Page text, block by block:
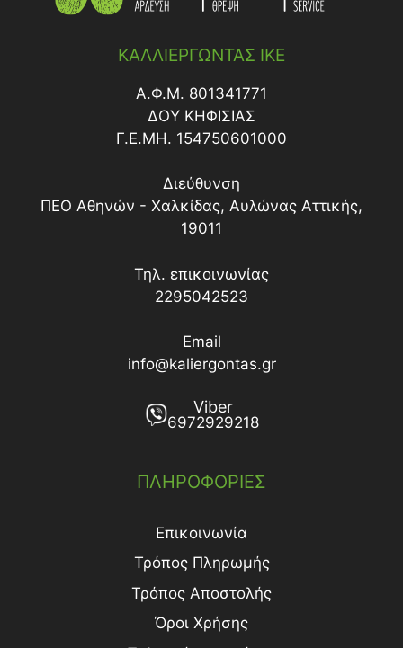
ΜΕ ΨΕΚΑΣΜΟ
ΠΡΟΦΥΤΡΩΤΙΚΑ
ΜΕ ΨΕΚΑΣΜΟ
ΡΙΖΟΠΟΤΙΣΜΑ
ΨΕΚΑΣΤΙΚΕΣ ΑΝΤΛΙΕΣ
ΚΑΛΛΙΕΡΓΩΝΤΑΣ ΙΚΕ
Α.Φ.Μ. 801341771
ΔΟY ΚΗΦΙΣΙΑΣ
Γ.Ε.ΜΗ. 154750601000
Διεύθυνση
ΠΕΟ Αθηνών - Χαλκίδας, Αυλώνας Αττικής,
19011
Τηλ. επικοινωνίας
2295042523
Email
info@kaliergontas.gr
Viber
6972929218
ΠΛΗΡΟΦΟΡΙΕΣ
Επικοινωνία
Τρόπος Πληρωμής
Τρόπος Aποστολής
Όροι Χρήσης